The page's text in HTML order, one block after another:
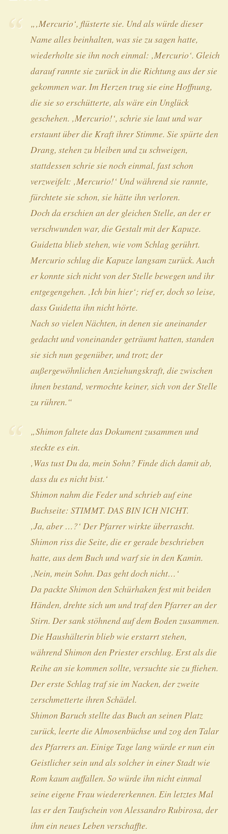
„‚Mercurio‘, flüsterte sie. Und als würde dieser
Name alles beinhalten, was sie zu sagen hatte,
wiederholte sie ihn noch einmal: ‚Mercurio‘. Gleich
darauf rannte sie zurück in die Richtung aus der sie
gekommen war. Im Herzen trug sie eine Hoffnung,
die sie so erschütterte, als wäre ein Unglück
geschehen. ‚Mercurio!‘, schrie sie laut und war
erstaunt über die Kraft ihrer Stimme. Sie spürte den
Drang, stehen zu bleiben und zu schweigen,
stattdessen schrie sie noch einmal, fast schon
verzweifelt: ‚Mercurio!‘ Und während sie rannte,
fürchtete sie schon, sie hätte ihn verloren.
Doch da erschien an der gleichen Stelle, an der er
verschwunden war, die Gestalt mit der Kapuze.
Guidetta blieb stehen, wie vom Schlag gerührt.
Mercurio schlug die Kapuze langsam zurück. Auch
er konnte sich nicht von der Stelle bewegen und ihr
entgegengehen. ‚Ich bin hier‘; rief er, doch so leise,
dass Guidetta ihn nicht hörte.
Nach so vielen Nächten, in denen sie aneinander
gedacht und voneinander geträumt hatten, standen
sie sich nun gegenüber, und trotz der
außergewöhnlichen Anziehungskraft, die zwischen
ihnen bestand, vermochte keiner, sich von der Stelle
zu rühren.“
„Shimon faltete das Dokument zusammen und
steckte es ein.
‚Was tust Du da, mein Sohn? Finde dich damit ab,
dass du es nicht bist.‘
Shimon nahm die Feder und schrieb auf eine
Buchseite: STIMMT. DAS BIN ICH NICHT.
‚Ja, aber …?‘ Der Pfarrer wirkte überrascht.
Shimon riss die Seite, die er gerade beschrieben
hatte, aus dem Buch und warf sie in den Kamin.
‚Nein, mein Sohn. Das geht doch nicht…‘
Da packte Shimon den Schürhaken fest mit beiden
Händen, drehte sich um und traf den Pfarrer an der
Stirn. Der sank stöhnend auf dem Boden zusammen.
Die Haushälterin blieb wie erstarrt stehen,
während Shimon den Priester erschlug. Erst als die
Reihe an sie kommen sollte, versuchte sie zu fliehen.
Der erste Schlag traf sie im Nacken, der zweite
zerschmetterte ihren Schädel.
Shimon Baruch stellte das Buch an seinen Platz
zurück, leerte die Almosenbüchse und zog den Talar
des Pfarrers an. Einige Tage lang würde er nun ein
Geistlicher sein und als solcher in einer Stadt wie
Rom kaum auffallen. So würde ihn nicht einmal
seine eigene Frau wiedererkennen. Ein letztes Mal
las er den Taufschein von Alessandro Rubirosa, der
ihm ein neues Leben verschaffte.